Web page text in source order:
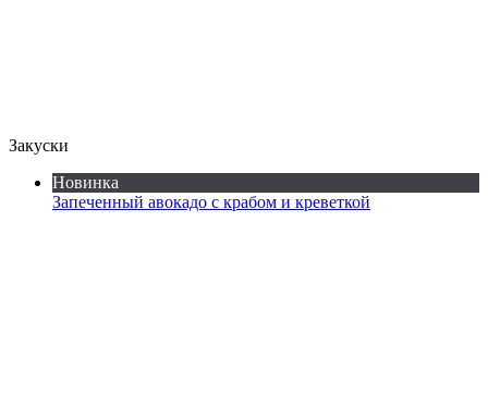
Закуски
Новинка
Запеченный авокадо с крабом и креветкой